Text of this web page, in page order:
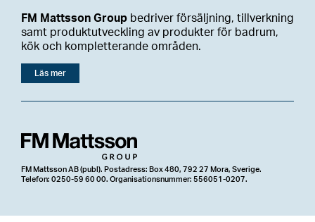
FM Mattsson Group bedriver försäljning, tillverkning
samt produktutveckling av produkter för badrum,
kök och kompletterande områden.
Läs mer
FM Mattsson AB (publ). Postadress: Box 480, 792 27 Mora, Sverige.
Telefon: 0250-59 60 00. Organisationsnummer: 556051-0207.